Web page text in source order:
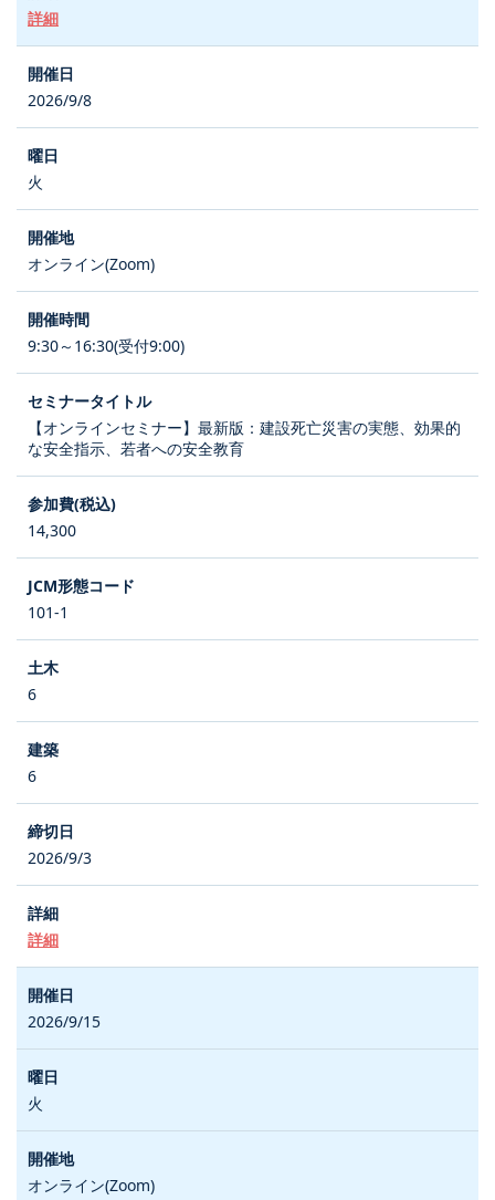
詳細
2026/9/8
火
オンライン(Zoom)
9:30～16:30(受付9:00)
【オンラインセミナー】最新版：建設死亡災害の実態、効果的
な安全指示、若者への安全教育
14,300
101-1
6
6
2026/9/3
詳細
2026/9/15
火
オンライン(Zoom)